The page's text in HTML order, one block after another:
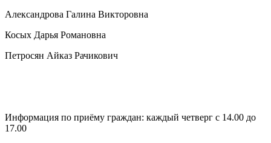
Александрова Галина Викторовна
Косых Дарья Романовна
Петросян Айказ Рачикович
Информация по приёму граждан: каждый четверг с 14.00 до
17.00